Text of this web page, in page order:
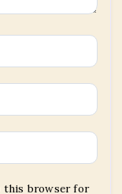
this browser for